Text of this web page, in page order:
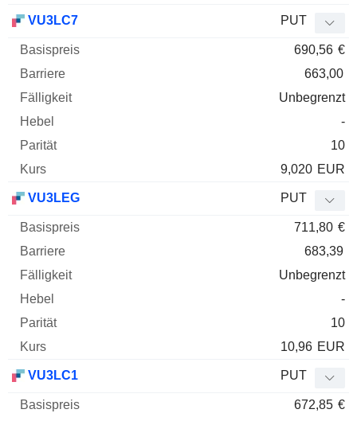
VU3LC7 PUT
690,56 €
663,00
Unbegrenzt
-
10
9,020 EUR
VU3LEG PUT
711,80 €
683,39
Unbegrenzt
-
10
10,96 EUR
VU3LC1 PUT
672,85 €